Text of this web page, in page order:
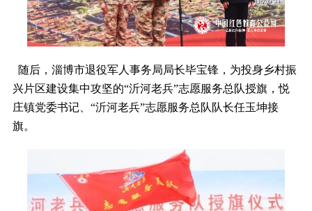
随后，淄博市退役军人事务局局长毕宝锋，为投身乡村振
兴片区建设集中攻坚的“沂河老兵”志愿服务总队授旗，悦
庄镇党委书记、“沂河老兵”志愿服务总队队长任玉坤接
旗。